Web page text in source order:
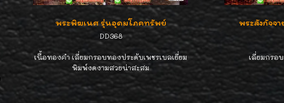
พระพิฆเนศ รุ่นอุดมโภคทรัพย์
DD368
เนื้อทองคำ เลี่ยมกรอบทองประดับเพชรเบลเยี่ยม
พิมพ์งดงามสวยน่าสะสม
พระสังกัจจ
เลี่ยมกรอ